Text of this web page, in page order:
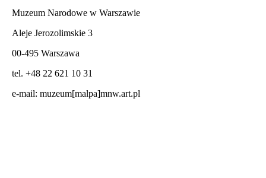
Muzeum Narodowe w Warszawie
Aleje Jerozolimskie 3
00-495 Warszawa
tel. +48 22 621 10 31
e-mail: muzeum[malpa]mnw.art.pl